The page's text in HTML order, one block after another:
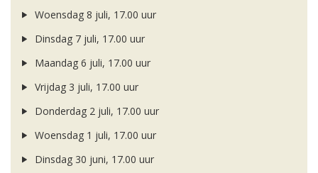
Woensdag 8 juli, 17.00 uur
Dinsdag 7 juli, 17.00 uur
Maandag 6 juli, 17.00 uur
Vrijdag 3 juli, 17.00 uur
Donderdag 2 juli, 17.00 uur
Woensdag 1 juli, 17.00 uur
Dinsdag 30 juni, 17.00 uur